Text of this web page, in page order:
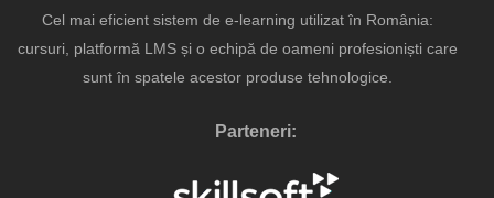
Cel mai eficient sistem de e-learning utilizat în România:
cursuri, platformă LMS și o echipă de oameni profesioniști care
sunt în spatele acestor produse tehnologice.
Parteneri: